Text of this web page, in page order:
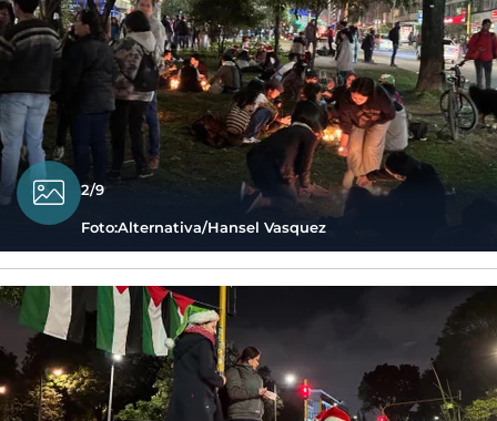
2/9
Foto:Alternativa/Hansel Vasquez